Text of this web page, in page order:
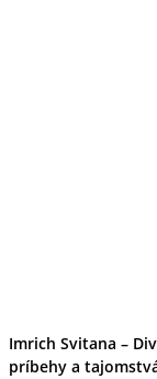
Imrich Svitana –
príbehy a